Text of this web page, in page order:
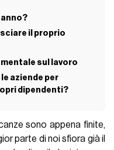
il proprio
sul lavoro
aziende per
dipendenti?
sono appena finite,
parte di noi sfiora già il